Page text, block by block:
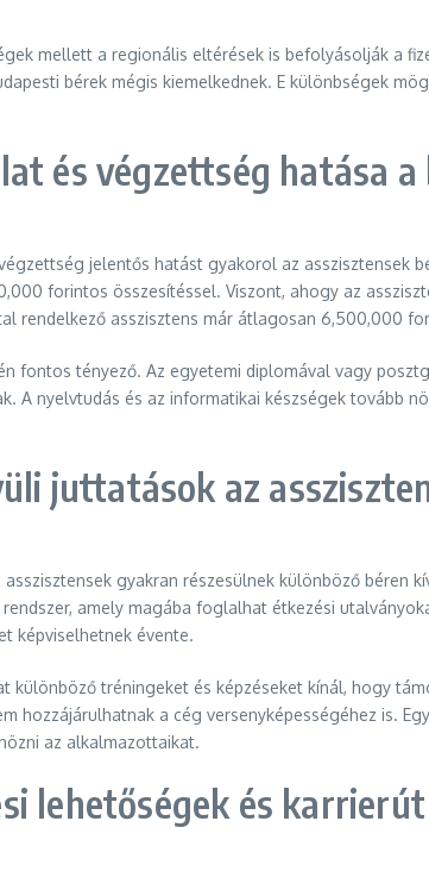
mellett a regionális eltérések is befolyásolják a
bérek mégis kiemelkednek. E különbségek
és végzettség hatása a
jelentős hatást gyakorol az asszisztensek
forintos összesítéssel. Viszont, ahogy az
rendelkező asszisztens már átlagosan 6,500,000
fontos tényező. Az egyetemi diplomával vagy
A nyelvtudás és az informatikai készségek tovább
juttatások az
gyakran részesülnek különböző béren
amely magába foglalhat étkezési
képviselhetnek évente.
különböző tréningeket és képzéseket kínál, hogy
hozzájárulhatnak a cég versenyképességéhez is.
az alkalmazottaikat.
lehetőségek és karrierút